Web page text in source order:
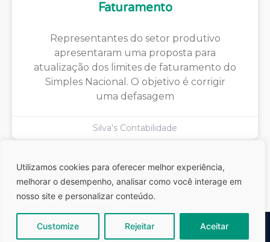
Utilizamos cookies para oferecer melhor experiência,
melhorar o desempenho, analisar como você interage em
nosso site e personalizar conteúdo.
Customize Rejeitar Aceitar
Faturamento
Representantes do setor produtivo
apresentaram uma proposta para
atualização dos limites de faturamento do
Simples Nacional. O objetivo é corrigir
uma defasagem
Silva's Contabilidade
Silva´s Contabilidade | Todos os direitos reservados